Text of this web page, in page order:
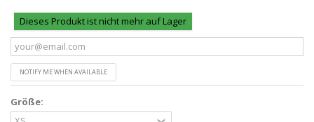
Dieses Produkt ist nicht mehr auf Lager
NOTIFY ME WHEN AVAILABLE
Größe: